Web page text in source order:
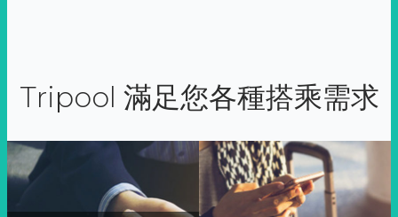
Tripool 滿足您各種搭乘需求